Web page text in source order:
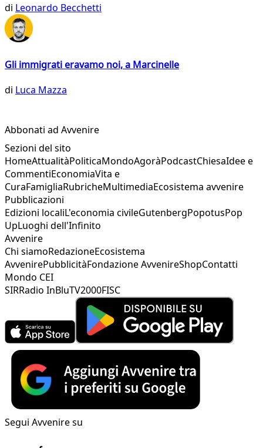
di Leonardo Becchetti
Gli immigrati eravamo noi, a Marcinelle
di Luca Mazza
Abbonati ad Avvenire
Sezioni del sito
HomeAttualitàPoliticaMondoAgoràPodcastChiesaIdee e
CommentiEconomiaVita e
CuraFamigliaRubricheMultimediaEcosistema avvenire
Pubblicazioni
Edizioni localiL'economia civileGutenbergPopotusPop
UpLuoghi dell'Infinito
Avvenire
Chi siamoRedazioneEcosistema
AvvenirePubblicitàFondazione AvvenireShopContatti
Mondo CEI
SIRRadio InBluTV2000FISC
Segui Avvenire su